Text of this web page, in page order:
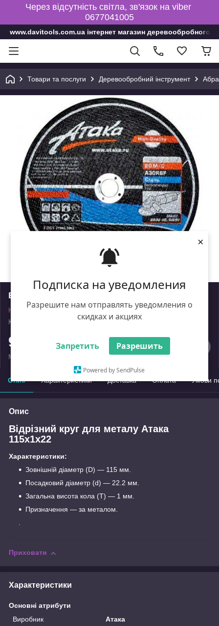
Подписка на уведомления
Разрешите нам отправлять уведомления о
скидках и акциях
Запретить Разрешить
Powered by SendPulse
×
Через відсутність світла, зв'язок на viber
0677041005
www.davitools.com.ua інтернет магазин деревообробного
Товари та послуги Деревообробний інструмент
Відрізний круг для металу Атака 115x1x22
Немає в наявності
Код: ik_2026836
Роздріб
9
Мінімальна сума замовлення на сайті — 450 ₴
Опис Характеристики Доставка Оплата Умови
Опис
Відрізний круг для металу Атака
115x1x22
Характеристики:
Зовнішній діаметр (D) — 115 мм.
Посадковий діаметр (d) — 22.2 мм.
Загальна висота кола (T) — 1 мм.
Призначення — за металом.
.
Приховати
Характеристики
Основні атрибути
Виробник
Атака